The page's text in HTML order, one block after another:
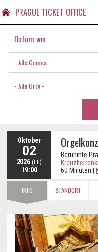
PRAGUE TICKET OFFICE
- Alle Genres -
- Alle Orte -
Oktober
02
2026 (FR)
19:00
Berühmte
60 Minuten
INFO STANDORT